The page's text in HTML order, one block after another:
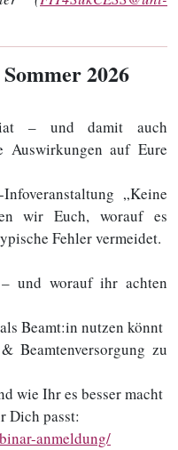
2026
– und damit auch
Auswirkungen auf Eure
„Keine
wir Euch, worauf es
Fehler vermeidet.
und worauf ihr achten
Beamt:in nutzen könnt
Beamtenversorgung zu
wie Ihr es besser macht
Dich passt:
anmeldung/